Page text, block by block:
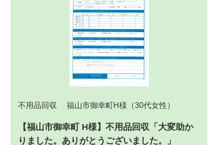
不用品回収 福山市御幸町H様 （30代女性）
【福山市御幸町 H様】不用品回収「大変助か
りました。ありがとうございました。」